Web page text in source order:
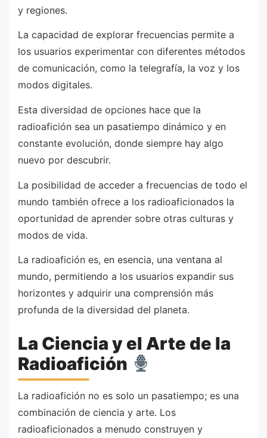
y regiones.
La capacidad de explorar frecuencias permite a
los usuarios experimentar con diferentes métodos
de comunicación, como la telegrafía, la voz y los
modos digitales.
Esta diversidad de opciones hace que la
radioafición sea un pasatiempo dinámico y en
constante evolución, donde siempre hay algo
nuevo por descubrir.
La posibilidad de acceder a frecuencias de todo el
mundo también ofrece a los radioaficionados la
oportunidad de aprender sobre otras culturas y
modos de vida.
La radioafición es, en esencia, una ventana al
mundo, permitiendo a los usuarios expandir sus
horizontes y adquirir una comprensión más
profunda de la diversidad del planeta.
La Ciencia y el Arte de la
Radioafición
La radioafición no es solo un pasatiempo; es una
combinación de ciencia y arte. Los
radioaficionados a menudo construyen y